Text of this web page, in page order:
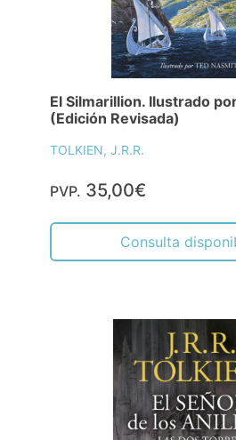
El Silmarillion. Ilustrado
(Edición Revisada)
TOLKIEN, J.R.R.
PVP. 35,00€
Consulta